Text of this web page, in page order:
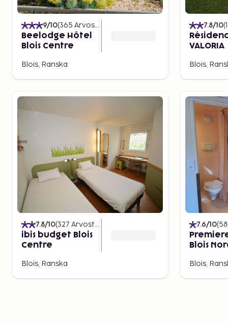
9/10(365 Arvostelut
Beelodge Hôtel
Blois Centre
Blois, Ranska
7.8/10(
VALORIA
Blois,
7.8/10(327 Arvostelut
ibis budget Blois
Centre
Blois, Ranska
7.6/10(
Blois
Blois,